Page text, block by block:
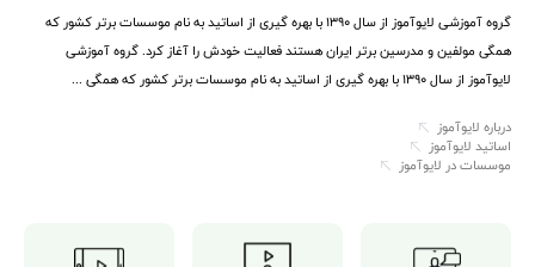
گروه آموزشی لایوآموز از سال ۱۳۹۰ با بهره گیری از اساتید به نام موسسات برتر کشور که
همگی مولفین و مدرسین برتر ایران هستند فعالیت خودش را آغاز کرد. گروه آموزشی
لایوآموز از سال ۱۳۹۰ با بهره گیری از اساتید به نام موسسات برتر کشور که همگی ...
درباره لایوآموز
اساتید لایوآموز
موسسات در لایوآموز